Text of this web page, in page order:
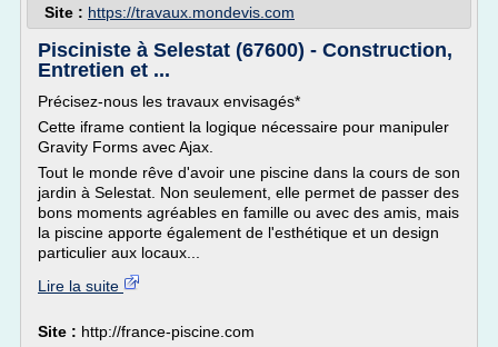
Site : https://travaux.mondevis.com
Pisciniste à Selestat (67600) - Construction,
Entretien et ...
Précisez-nous les travaux envisagés*
Cette iframe contient la logique nécessaire pour manipuler
Gravity Forms avec Ajax.
Tout le monde rêve d'avoir une piscine dans la cours de son
jardin à Selestat. Non seulement, elle permet de passer des
bons moments agréables en famille ou avec des amis, mais
la piscine apporte également de l'esthétique et un design
particulier aux locaux...
Lire la suite
Site : http://france-piscine.com